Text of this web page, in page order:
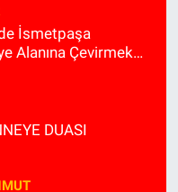
İsmetpaşa
Alanına Çevirmek
DUASI